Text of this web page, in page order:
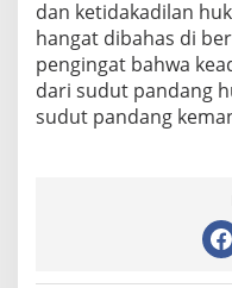
dan ketidakadilan
hangat dibahas di
pengingat bahwa
dari sudut pandang
sudut pandang